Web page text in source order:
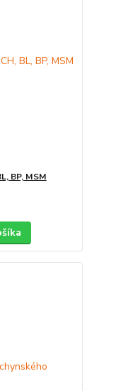
BP, MSM